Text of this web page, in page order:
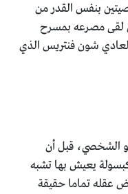
بنفس القدر من
لقى مصرعه بمسرح
العادي شون فنتريس الذي
الشخصي، قبل أن
يعيش بها تشبه
عقله تماما حقيقة